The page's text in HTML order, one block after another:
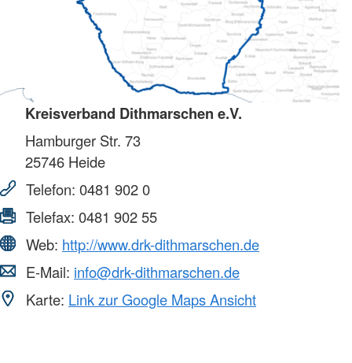
Kreisverband Dithmarschen e.V.
Hamburger Str. 73
25746 Heide
Telefon: 0481 902 0
Telefax: 0481 902 55
Web: http://www.drk-dithmarschen.de
E-Mail: info@drk-dithmarschen.de
Karte: Link zur Google Maps Ansicht